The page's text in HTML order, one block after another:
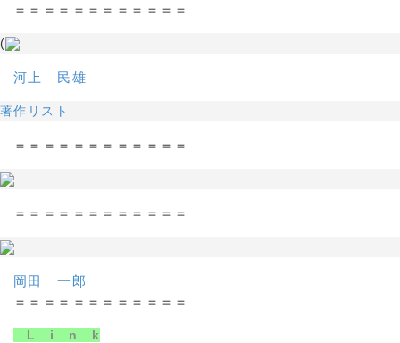
＝＝＝＝＝＝＝＝＝＝＝＝
(
河上 民雄
著作リスト
＝＝＝＝＝＝＝＝＝＝＝＝
＝＝＝＝＝＝＝＝＝＝＝＝
岡田 一郎
＝＝＝＝＝＝＝＝＝＝＝＝
L i n k